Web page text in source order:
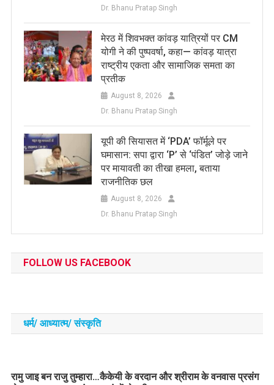
Dr. Bhanu Pratap Singh
मेरठ में शिवभक्त कांवड़ यात्रियों पर CM
योगी ने की पुष्पवर्षा, कहा— कांवड़ यात्रा
राष्ट्रीय एकता और सामाजिक समता का
प्रतीक
August 8, 2026
Dr. Bhanu Pratap Singh
यूपी की सियासत में ‘PDA’ फॉर्मूले पर
घमासान: सपा द्वारा ‘P’ से ‘पंडित’ जोड़े जाने
पर मायावती का तीखा हमला, बताया
राजनीतिक छल
August 8, 2026
Dr. Bhanu Pratap Singh
FOLLOW US FACEBOOK
धर्म/ आध्‍यात्‍म/ संस्‍कृति
रामु जाइ बन राजु तुम्हारा…कैकेयी के वरदान और श्रीराम के वनवास प्रसंग